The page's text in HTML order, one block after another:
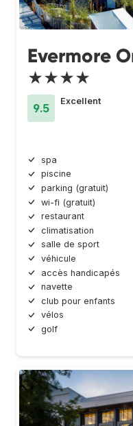
Evermore
★★★★
9.5
Excellent
spa
piscine
parking (gratuit)
wi-fi (gratuit)
restaurant
climatisation
salle de sport
véhicule
accès handicapés
navette
club pour enfants
vélos
golf